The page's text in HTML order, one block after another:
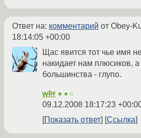
Ответ на: комментарий от Obey-
18:14:05 +00:00
Щас явится тот чье имя
накидает нам плюсиков,
большинства - глупо.
wfrr ★★☆
09.12.2008 18:17:23
Показать ответ
Ссылка